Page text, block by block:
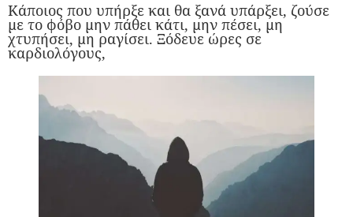
Κάποιος που υπήρξε και θα ξανά υπάρξει, ζούσε
με το φόβο μην πάθει κάτι, μην πέσει, μη
χτυπήσει, μη ραγίσει. Ξόδευε ώρες σε
καρδιολόγους,